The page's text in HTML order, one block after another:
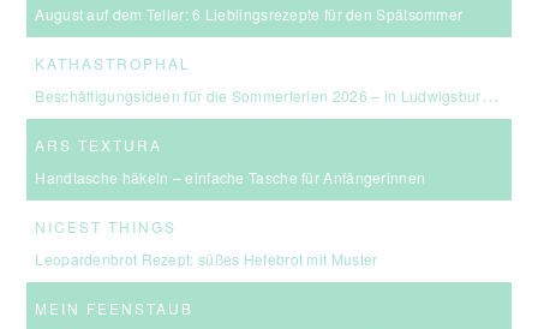
August auf dem Teller: 6 Lieblingsrezepte für den Spätsommer
KATHASTROPHAL
Beschäftigungsideen für die Sommerferien 2026 – in Ludwigsburg, Stuttgart & Umgebung
ARS TEXTURA
Handtasche häkeln – einfache Tasche für Anfängerinnen
NICEST THINGS
Leopardenbrot Rezept: süßes Hefebrot mit Muster
MEIN FEENSTAUB